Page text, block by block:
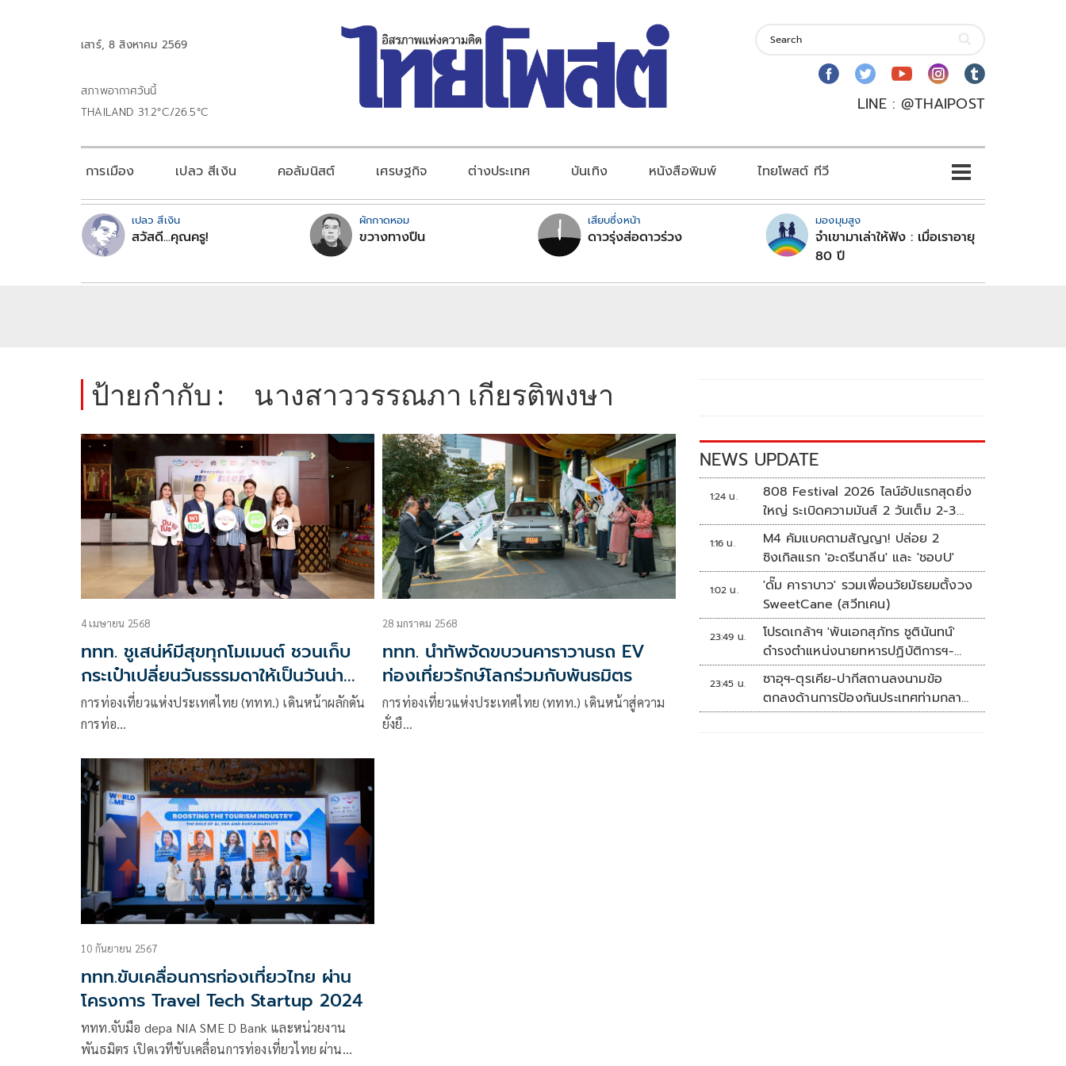
เสาร์, 8 สิงหาคม 2569
สภาพอากาศวันนี้
THAILAND 31.2°C/26.5°C
LINE : @THAIPOST
การเมือง เปลว สีเงิน คอลัมนิสต์ เศรษฐกิจ ต่างประเทศ บันเทิง หนังสือพิมพ์ ไทยโพสต์ ทีวี
เปลว สีเงิน
สวัสดี...คุณครู!
ผักกาดหอม
ขวางทางปืน
เสียบซึ่งหน้า
ดาวรุ่งส่อดาวร่วง
มองมุมสูง
จำเขามาเล่าให้ฟัง : เมื่อเราอายุ
80 ปี
ป้ายกำกับ : นางสาววรรณภา เกียรติพงษา
4 เมษายน 2568
ททท. ชูเสน่ห์มีสุขทุกโมเมนต์ ชวนเก็บ
กระเป๋าเปลี่ยนวันธรรมดาให้เป็นวันน่า
เที่ยว
การท่องเที่ยวแห่งประเทศไทย (ททท.) เดินหน้าผลักดัน
การท่อ…
28 มกราคม 2568
ททท. นำทัพจัดขบวนคาราวานรถ EV
ท่องเที่ยวรักษ์โลกร่วมกับพันธมิตร
การท่องเที่ยวแห่งประเทศไทย (ททท.) เดินหน้าสู่ความ
ยั่งยื…
10 กันยายน 2567
ททท.ขับเคลื่อนการท่องเที่ยวไทย ผ่าน
โครงการ Travel Tech Startup 2024
ททท.จับมือ depa NIA SME D Bank และหน่วยงาน
พันธมิตร เปิดเวทีขับเคลื่อนการท่องเที่ยวไทย ผ่าน
NEWS UPDATE
1:24 น.
808 Festival 2026 ไลน์อัปแรกสุดยิ่ง
ใหญ่ ระเบิดความมันส์ 2 วันเต็ม 2-3
ต.ค.นี้
1:16 น.
M4 คัมแบคตามสัญญา! ปล่อย 2
ซิงเกิลแรก 'อะดรีนาลีน' และ 'ชอบU'
1:02 น.
'ดั๊ม คาราบาว' รวมเพื่อนวัยมัธยมตั้งวง
SweetCane (สวีทเคน)
23:49 น.
โปรดเกล้าฯ 'พันเอกสุภัทร ชูตินันทน์'
ดำรงตำแหน่งนายทหารปฏิบัติการฯ-
พระราชทานยศ 'พลตรี'
23:45 น.
ซาอุฯ-ตุรเคีย-ปากีสถานลงนามข้อ
ตกลงด้านการป้องกันประเทศท่ามกลาง
สงครามในภูมิภาค